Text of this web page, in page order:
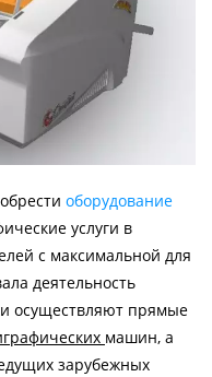
оборудование
услуги в
с максимальной для
деятельность
осуществляют прямые
машин, а
зарубежных